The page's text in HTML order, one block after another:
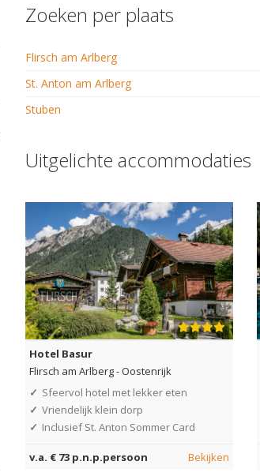
Zoeken per plaats
Flirsch am Arlberg
St. Anton am Arlberg
Stuben
Uitgelichte accommodaties
Hotel Basur
Flirsch am Arlberg-Oostenrijk
✓ Sfeervol hotel met lekker eten
✓ Vriendelijk klein dorp
✓ Inclusief St. Anton Sommer Card
v.a. € 73 p.n.p.persoon Bekijken